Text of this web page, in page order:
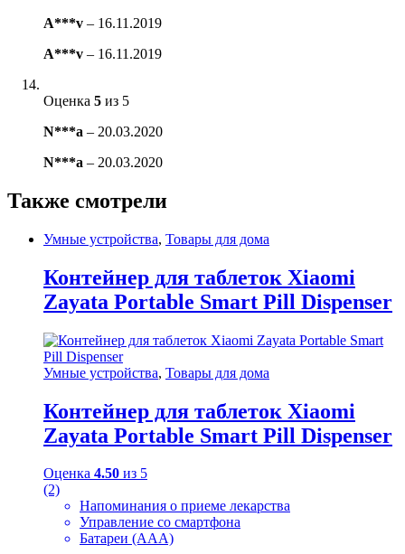
A***v – 16.11.2019
A***v – 16.11.2019
Оценка 5 из 5
N***a – 20.03.2020
N***a – 20.03.2020
Также смотрели
Умные устройства, Товары для дома
Контейнер для таблеток Xiaomi
Zayata Portable Smart Pill Dispenser
Умные устройства, Товары для дома
Контейнер для таблеток Xiaomi
Zayata Portable Smart Pill Dispenser
Оценка 4.50 из 5
(2)
Напоминания о приеме лекарства
Управление со смартфона
Батареи (ААА)